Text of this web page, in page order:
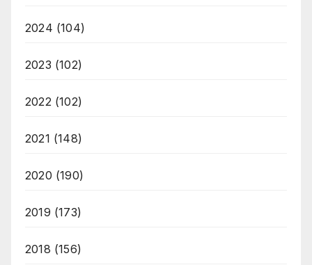
2024 (104)
2023 (102)
2022 (102)
2021 (148)
2020 (190)
2019 (173)
2018 (156)